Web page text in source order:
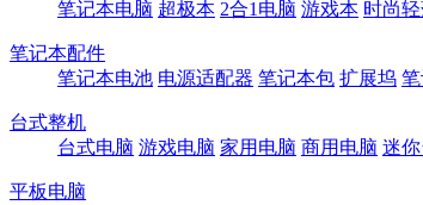
笔记本电脑 超极本 2合1电脑 游戏本 时尚
笔记本配件
笔记本电池 电源适配器 笔记本包 扩展坞
台式整机
台式电脑 游戏电脑 家用电脑 商用电脑 迷
平板电脑